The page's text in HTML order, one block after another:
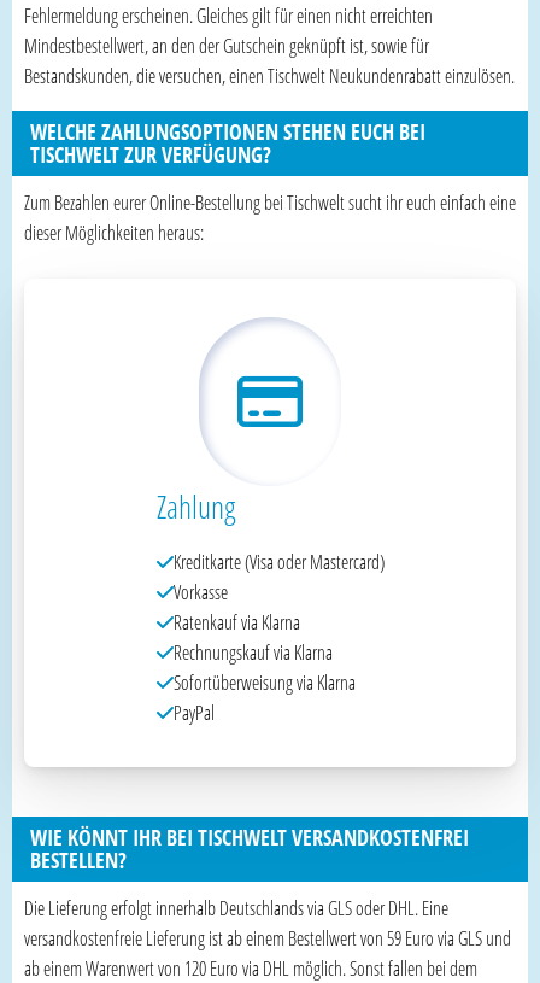
Fehlermeldung erscheinen. Gleiches gilt für einen nicht erreichten
Mindestbestellwert, an den der Gutschein geknüpft ist, sowie für
Bestandskunden, die versuchen, einen Tischwelt Neukundenrabatt einzulösen.
WELCHE ZAHLUNGSOPTIONEN STEHEN EUCH BEI
TISCHWELT ZUR VERFÜGUNG?
Zum Bezahlen eurer Online-Bestellung bei Tischwelt sucht ihr euch einfach eine
dieser Möglichkeiten heraus:
Zahlung
Kreditkarte (Visa oder Mastercard)
Vorkasse
Ratenkauf via Klarna
Rechnungskauf via Klarna
Sofortüberweisung via Klarna
PayPal
WIE KÖNNT IHR BEI TISCHWELT VERSANDKOSTENFREI
BESTELLEN?
Die Lieferung erfolgt innerhalb Deutschlands via GLS oder DHL. Eine
versandkostenfreie Lieferung ist ab einem Bestellwert von 59 Euro via GLS und
ab einem Warenwert von 120 Euro via DHL möglich. Sonst fallen bei dem